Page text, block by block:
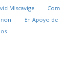
Miscavige
En Apoyo de